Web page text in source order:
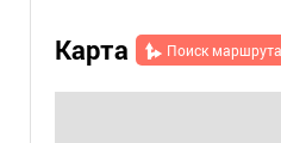
Карта Поиск маршрута